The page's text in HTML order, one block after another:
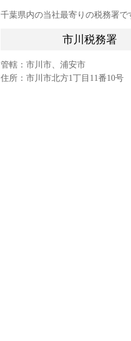
千葉県内の当社最寄りの税務署で
市川税務署
管轄：市川市、浦安市
住所： 市川市北方1丁目 11番10号